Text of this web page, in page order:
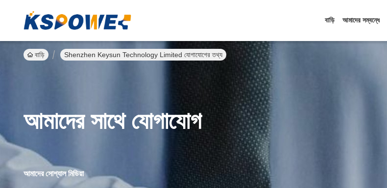
বাড়ি আমাদের সম্বন্ধে
বাড়ি Shenzhen Keysun Technology Limited যোগাযোগের তথ্য
আমাদের সাথে যোগাযোগ
আমাদের সোশ্যাল মিডিয়া